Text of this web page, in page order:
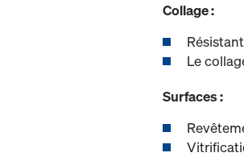
Collage :
Le
Surfaces :